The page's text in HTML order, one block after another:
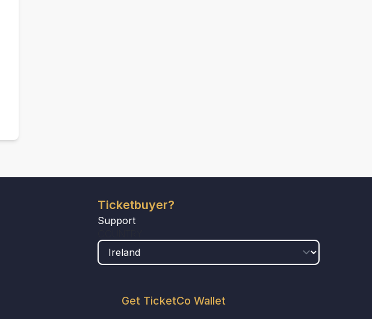
Ticketbuyer?
Support
Get TicketCo Wallet